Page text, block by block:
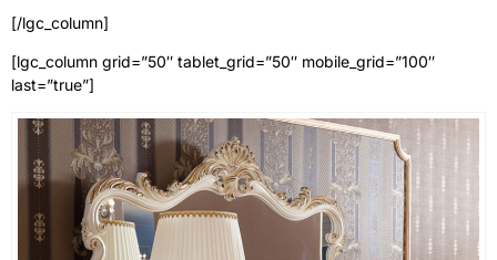
[/lgc_column]
[lgc_column grid=”50″ tablet_grid=”50″ mobile_grid=”100″
last=”true”]